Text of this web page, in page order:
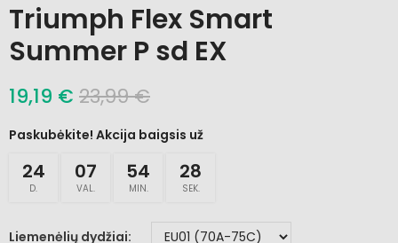
Triumph Flex Smart
Summer P sd EX
19,19 € 23,99 €
Paskubėkite! Akcija baigsis už
24
D.
07
VAL.
54
MIN.
27
SEK.
Liemenėlių dydžiai